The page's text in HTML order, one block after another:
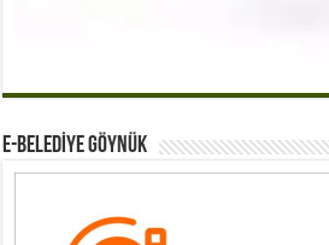
E-BELEDİYE GÖYNÜK